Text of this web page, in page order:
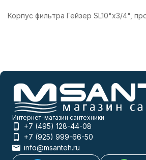
Корпус фильтра Гейзер SL10"х3/4",
Интернет-магазин сантехники
+7 (495) 128-44-08
+7 (925) 999-66-50
info@msanteh.ru